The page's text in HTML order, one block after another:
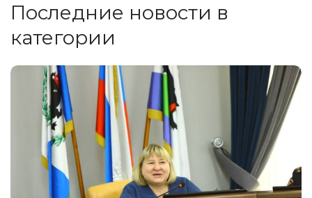
Последние новости в
категории